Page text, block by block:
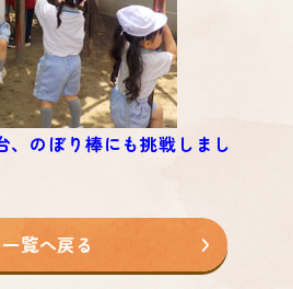
、のぼり棒にも挑戦しまし
一覧へ戻る